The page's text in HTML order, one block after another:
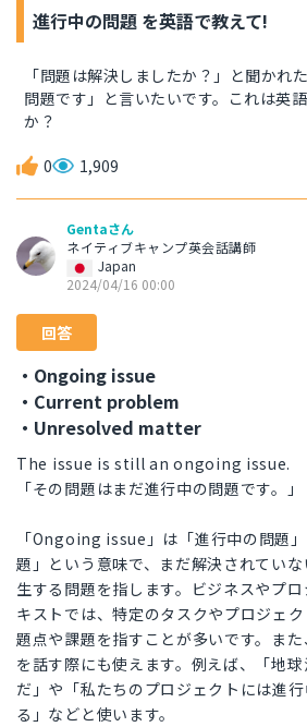
進行中の問題 を英語で教えて!
「問題は解決しましたか？」と聞かれ
問題です」と言いたいです。これは英
か？
0 1,909
Gentaさん
ネイティブキャンプ英会話講師
Japan
2024/04/16 00:00
回答
・Ongoing issue
・Current problem
・Unresolved matter
The issue is still an ongoing issue.
「その問題はまだ進行中の問題です。」
「Ongoing issue」は「進行中の問題
題」という意味で、まだ解決されてい
生する問題を指します。ビジネスやプ
キストでは、特定のタスクやプロジェ
題点や課題を指すことが多いです。ま
を話す際にも使えます。例えば、「地
だ」や「私たちのプロジェクトには進
る」などと使います。